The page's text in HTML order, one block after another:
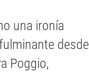
una ironía
desde
Poggio,